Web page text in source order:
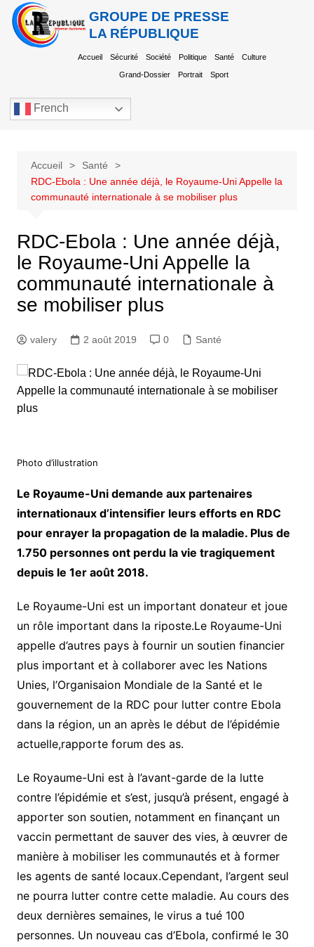
GROUPE DE PRESSE
LA RÉPUBLIQUE
Accueil Sécurité Société Politique Santé Culture
Grand-Dossier Portrait Sport
French
Accueil
Santé
RDC-Ebola : Une année déjà, le Royaume-Uni Appelle la
communauté internationale à se mobiliser plus
RDC-Ebola : Une année déjà,
le Royaume-Uni Appelle la
communauté internationale à
se mobiliser plus
valery 2 août 2019 0 Santé
Photo d’illustration
Le Royaume-Uni demande aux partenaires
internationaux d’intensifier leurs efforts en RDC
pour enrayer la propagation de la maladie. Plus de
1.750 personnes ont perdu la vie tragiquement
depuis le 1er août 2018.
Le Royaume-Uni est un important donateur et joue
un rôle important dans la riposte.Le Royaume-Uni
appelle d’autres pays à fournir un soutien financier
plus important et à collaborer avec les Nations
Unies, l’Organisaion Mondiale de la Santé et le
gouvernement de la RDC pour lutter contre Ebola
dans la région, un an après le début de l’épidémie
actuelle,rapporte forum des as.
Le Royaume-Uni est à l’avant-garde de la lutte
contre l’épidémie et s’est, jusqu’à présent, engagé à
apporter son soutien, notamment en finançant un
vaccin permettant de sauver des vies, à œuvrer de
manière à mobiliser les communautés et à former
les agents de santé locaux.Cependant, l’argent seul
ne pourra lutter contre cette maladie. Au cours des
deux dernières semaines, le virus a tué 100
personnes. Un nouveau cas d’Ebola, confirmé le 30